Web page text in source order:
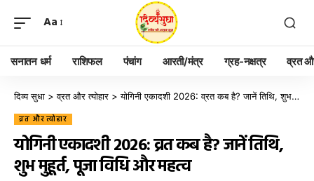
Aa
सनातन धर्म राशिफल पंचांग आरती/मंत्र ग्रह-नक्षत्र व्रत
दिव्य सुधा >व्रत और त्योहार >योगिनी एकादशी 2026: व्रत कब है? जानें तिथि, शुभ मुहूर्त, पूजा विधि और महत्व
व्रत और त्योहार
योगिनी एकादशी 2026: व्रत कब है? जानें तिथि,
शुभ मुहूर्त, पूजा विधि और महत्व